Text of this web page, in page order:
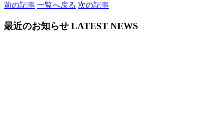
前の記事 一覧へ戻る 次の記事
最近のお知らせ LATEST NEWS